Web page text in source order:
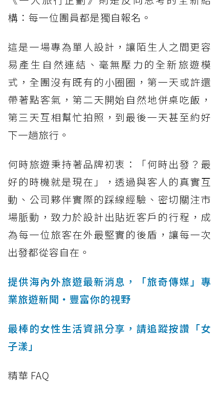
構：每一位團員都是獨自報名。
這是一場專為單人設計，讓陌生人之間更容
易產生自然連結、毫無壓力的全新旅遊模
式，全團沒有既有的小圈圈，第一天或許還
帶著點客氣，第二天開始自然地併桌吃飯，
第三天互相幫忙拍照，到最後一天甚至約好
下一趟旅行。
何時旅遊秉持著品牌初衷：「何時出發？最
好的時機就是現在」，透過與客人的真實互
動、公司夥伴實際的踩線經驗、密切關注市
場脈動，致力於設計出貼近客戶的行程，成
為每一位旅客在外最堅實的後盾，讓每一次
出發都從容自在。
提供海內外旅遊最新消息，「旅奇傳媒」專
業旅遊新聞‧豐富你的視野
最棒的女性生活資訊分享，請追蹤按讚「女
子漾」
精華 FAQ